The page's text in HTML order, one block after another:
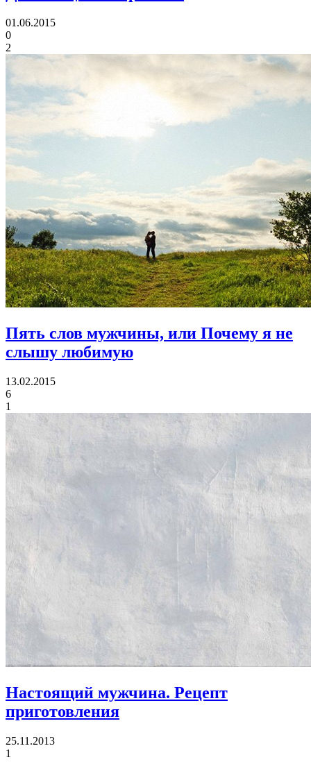
01.06.2015
0
2
Пять слов мужчины, или Почему я не
слышу любимую
13.02.2015
6
1
Настоящий мужчина. Рецепт
приготовления
25.11.2013
1